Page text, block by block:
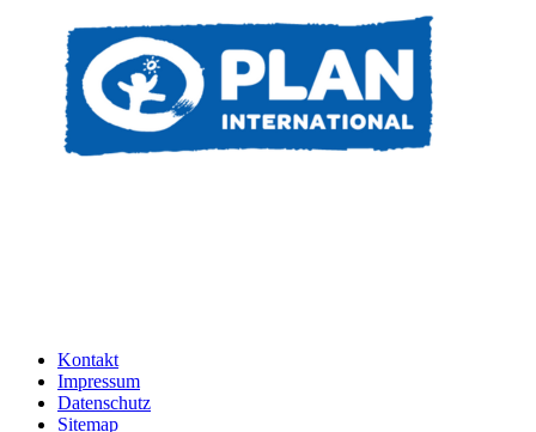
Kontakt
Impressum
Datenschutz
Sitemap